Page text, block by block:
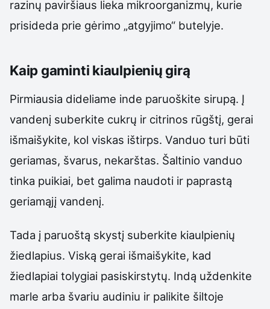
razinų paviršiaus lieka mikroorganizmų, kurie
prisideda prie gėrimo „atgyjimo“ butelyje.
Kaip gaminti kiaulpienių girą
Pirmiausia dideliame inde paruoškite sirupą. Į
vandenį suberkite cukrų ir citrinos rūgštį, gerai
išmaišykite, kol viskas ištirps. Vanduo turi būti
geriamas, švarus, nekarštas. Šaltinio vanduo
tinka puikiai, bet galima naudoti ir paprastą
geriamąjį vandenį.
Tada į paruoštą skystį suberkite kiaulpienių
žiedlapius. Viską gerai išmaišykite, kad
žiedlapiai tolygiai pasiskirstytų. Indą uždenkite
marle arba švariu audiniu ir palikite šiltoje